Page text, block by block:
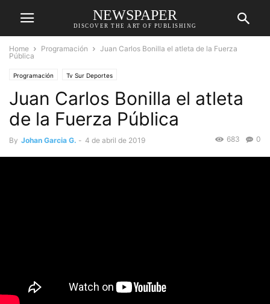
NEWSPAPER
DISCOVER THE ART OF PUBLISHING
Home Programación
Juan Carlos Bonilla el atleta de la Fuerza
Pública
Programación Tv Sur Deportes
Juan Carlos Bonilla el atleta
de la Fuerza Pública
By Johan Garcia G. - 4 de abril de 2019 0
683